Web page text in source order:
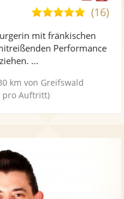
Fotos
5,0
5
(16)
mit fränkischen
Performance
...
km von Greifswald
pro Auftritt)